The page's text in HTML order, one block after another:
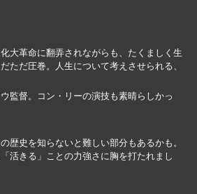
大革命に翻弄されながらも、たくましく生
ただ圧巻。人生について考えさせられる、
監督。コン・リーの演技も素晴らしかっ
歴史を知らないと難しい部分もあるかも。
活きる」ことの力強さに胸を打たれまし